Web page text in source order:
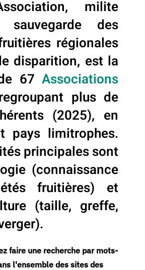
milite
des
régionales
disparition, est la
67 Associations
plus de
(2025), en
pays limitrophes.
principales sont
(connaissance
fruitières) et
(taille, greffe,
.
faire une recherche par mots-
l'ensemble des sites des